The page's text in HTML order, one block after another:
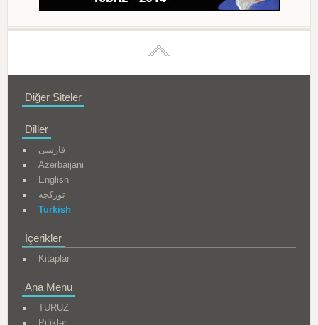
Diğer Siteler
Diller
فارسی
Azerbaijani
English
تورکجه
Turkish
İçerikler
Kitaplar
Ana Menu
TURUZ
Pitiklər